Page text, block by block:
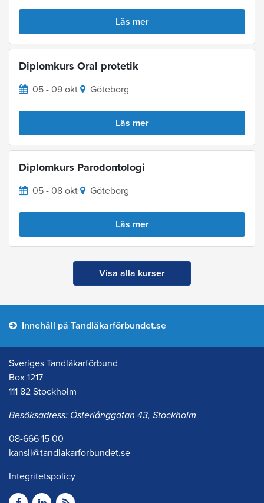
Läs mer
Diplomkurs Oral protetik
05 - 09 okt Göteborg
Läs mer
Diplomkurs Parodontologi
05 - 08 okt Göteborg
Läs mer
Visa alla kurser
Innehåll på Tandläkarförbundet.se
Sveriges Tandläkarförbund
Box 1217
111 82 Stockholm
Besöksadress: Österlånggatan 43, Stockholm
08-666 15 00
kansli@tandlakarforbundet.se
Integritetspolicy